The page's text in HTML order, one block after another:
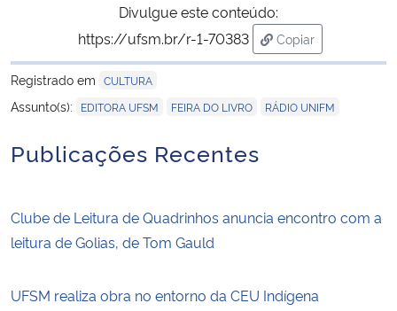
Secretaria de Governo
Gabinete de Segurança Institucional
Advocacia-Geral da União
Planalto
Divulgue este conteúdo:
https://ufsm.br/r-1-70383
Copiar
para área de
Registrado em CULTURA
Assunto(s): EDITORA UFSM FEIRA DO LIVRO RÁDIO UNIFM
Publicações Recentes
Clube de Leitura de Quadrinhos anuncia encontro com a
leitura de Golias, de Tom Gauld
UFSM realiza obra no entorno da CEU Indígena